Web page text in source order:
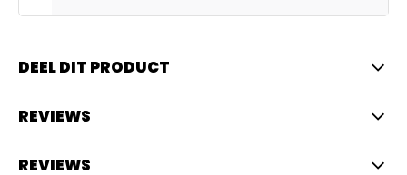
DEEL DIT PRODUCT
REVIEWS
REVIEWS